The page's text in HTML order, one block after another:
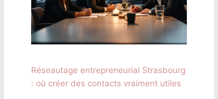
Réseautage entrepreneurial Strasbourg
: où créer des contacts vraiment utiles